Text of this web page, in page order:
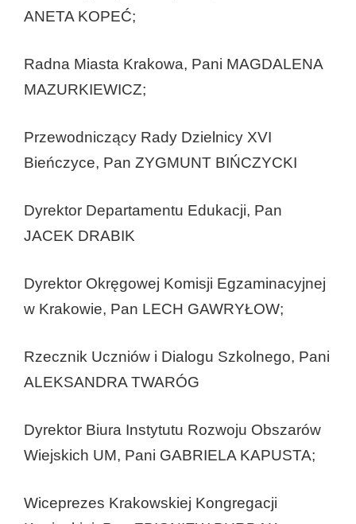
ANETA KOPEĆ;
Radna Miasta Krakowa, Pani MAGDALENA
MAZURKIEWICZ;
Przewodniczący Rady Dzielnicy XVI
Bieńczyce, Pan ZYGMUNT BIŃCZYCKI
Dyrektor Departamentu Edukacji, Pan
JACEK DRABIK
Dyrektor Okręgowej Komisji Egzaminacyjnej
w Krakowie, Pan LECH GAWRYŁOW;
Rzecznik Uczniów i Dialogu Szkolnego, Pani
ALEKSANDRA TWARÓG
Dyrektor Biura Instytutu Rozwoju Obszarów
Wiejskich UM, Pani GABRIELA KAPUSTA;
Wiceprezes Krakowskiej Kongregacji